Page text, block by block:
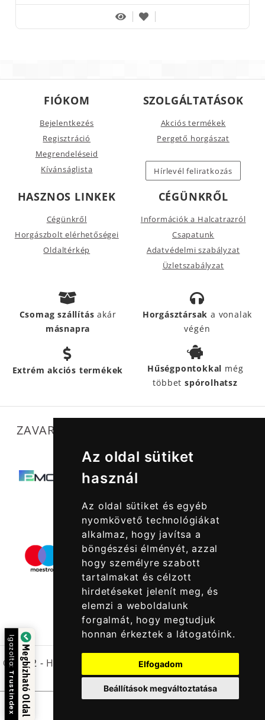
Az oldal sütiket
használ
Az oldal sütiket és egyéb
nyomkövető technológiákat
alkalmaz, hogy javítsa a
böngészési élményét, azzal
hogy személyre szabott
tartalmakat és célzott
hirdetéseket jelenít meg, és
elemzi a weboldalunk
forgalmát, hogy megtudjuk
honnan érkeztek a látogatóink.
Elfogadom
Beállítások megváltoztatása
FIÓKOM
Bejelentkezés
Regisztráció
Megrendeléseid
Kívánságlista
SZOLGÁLTATÁSOK
Akciós termékek
Pergető horgászat
Hírlevél feliratkozás
HASZNOS LINKEK
Cégünkről
Horgászbolt elérhetőségei
Oldaltérkép
CÉGÜNKRŐL
Információk a Halcatrazról
Csapatunk
Adatvédelmi szabályzat
Üzletszabályzat
Csomag szállításakár
másnapra
Horgásztársak a vonalak
végén
Extrém akciós termékek Hűségpontokkal még
többetspórolhatsz
ZAVARTALAN MŰKÖDÉSÜNKET SEGÍTIK
© 2022 - Halcatraz Kft.
Megbízható Oldal
Igazolta:
Trustindex